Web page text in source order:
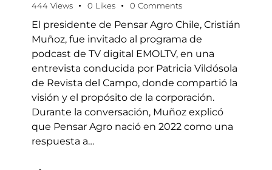
444 Views 0 Likes 0 Comments
El presidente de Pensar Agro Chile, Cristián
Muñoz, fue invitado al programa de
podcast de TV digital EMOLTV, en una
entrevista conducida por Patricia Vildósola
de Revista del Campo, donde compartió la
visión y el propósito de la corporación.
Durante la conversación, Muñoz explicó
que Pensar Agro nació en 2022 como una
respuesta a…